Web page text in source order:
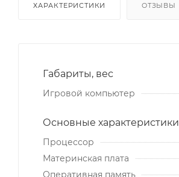
ХАРАКТЕРИСТИКИ ОТЗЫВЫ
Габариты, вес
Игровой компьютер
Основные характеристики
Процессор
Материнская плата
Оперативная память